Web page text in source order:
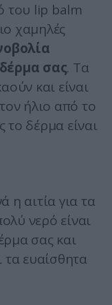
του lip balm
χαμηλές
σας. Τα
και είναι
ήλιο από το
δέρμα είναι
η αιτία για τα
νερό είναι
σας και
τα ευαίσθητα